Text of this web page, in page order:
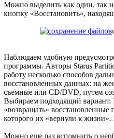
Можно выделить как один, так
кнопку «Восстановить»,
Наблюдаем удобную
программы. Авторы Starus
работу несколько способов
восстановленных данных: на
съемные или CD/DVD, путем
Выбираем подходящий вариант.
«возвращать»
которого их «вернули к
Можно еще раз вспомнить о